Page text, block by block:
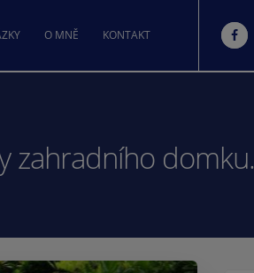
O MNĚ KONTAKT
zahradního domku.